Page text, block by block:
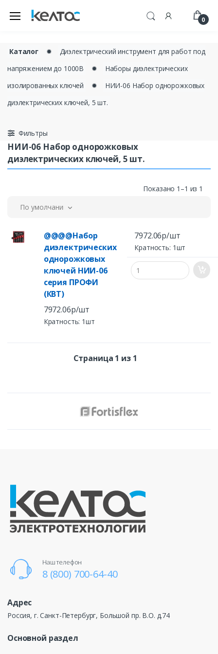
0
Каталог ✹
Диэлектрический инструмент для работ под
напряжением до 1000В
✹
Наборы диэлектрических
изолированных ключей
✹
НИИ-06 Набор однорожковых
диэлектрических ключей, 5 шт.
Фильтры
НИИ-06 Набор однорожковых
диэлектрических ключей, 5 шт.
Показано 1–1 из 1
По умолчанию
@@@@Набор
диэлектрических
однорожковых
ключей НИИ-06
серия ПРОФИ
(КВТ)
7972.06р/шт
Кратность: 1шт
7972.06р/шт
Кратность: 1шт
Страница 1 из 1
Наш телефон
8 (800) 700-64-40
Адрес
Россия, г. Санкт-Петербург, Большой пр. В.О. д.74
Основной раздел